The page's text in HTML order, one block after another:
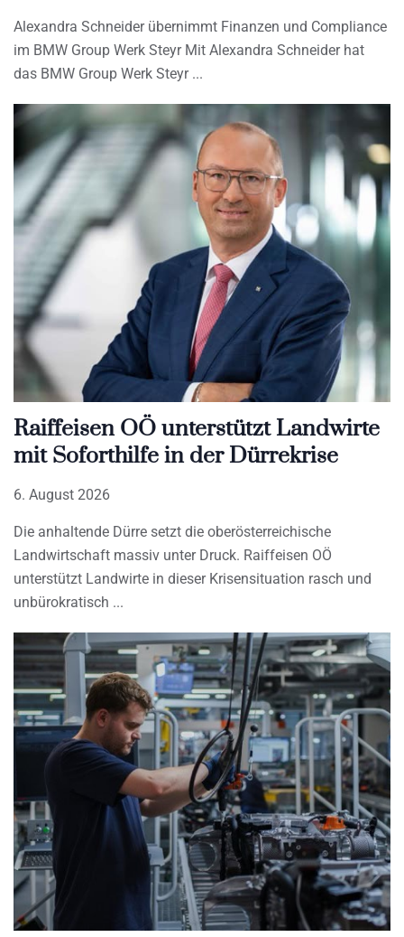
Alexandra Schneider übernimmt Finanzen und Compliance
im BMW Group Werk Steyr Mit Alexandra Schneider hat
das BMW Group Werk Steyr
Raiffeisen OÖ unterstützt Landwirte
mit Soforthilfe in der Dürrekrise
6. August 2026
Die anhaltende Dürre setzt die oberösterreichische
Landwirtschaft massiv unter Druck. Raiffeisen OÖ
unterstützt Landwirte in dieser Krisensituation rasch und
unbürokratisch